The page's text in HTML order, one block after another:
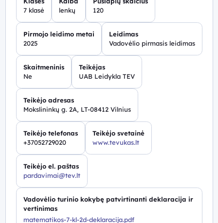
7 klasė
lenkų
120
Pirmojo leidimo metai
2025
Leidimas
Vadovėlio pirmasis leidimas
Skaitmeninis
Ne
Teikėjas
UAB Leidykla TEV
Teikėjo adresas
Mokslininkų g. 2A, LT-08412 Vilnius
Teikėjo telefonas
+37052729020
Teikėjo svetainė
www.tevukas.lt
Teikėjo el. paštas
pardavimai@tev.lt
Vadovėlio turinio kokybę patvirtinanti deklaracija ir
vertinimas
matematikos-7-kl-2d-deklaracija.pdf